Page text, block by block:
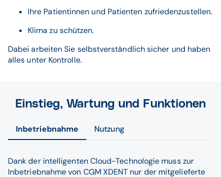
Ihre Patientinnen und Patienten zufriedenzustellen.
Klima zu schützen.
Dabei arbeiten Sie selbstverständlich sicher und haben
alles unter Kontrolle.
Einstieg, Wartung und Funktionen
Inbetriebnahme Nutzung
Dank der intelligenten Cloud-Technologie muss zur
Inbetriebnahme von CGM XDENT nur der mitgelieferte